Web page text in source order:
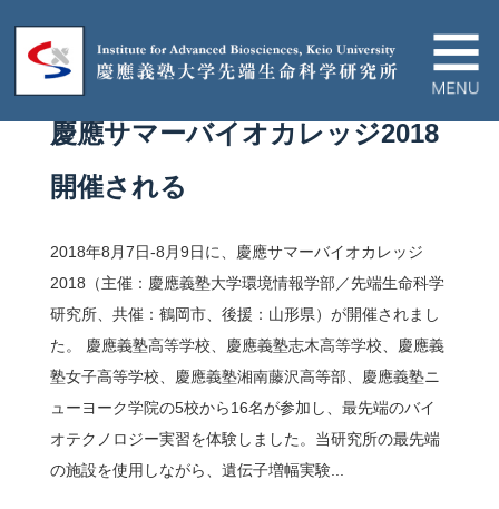
IABについて
研究プロジェクト
論文/ハイライト
教育関連
慶應サマーバイオカレッジ2018
開催される
2018年8月7日-8月9日に、慶應サマーバイオカレッジ
2018（主催：慶應義塾大学環境情報学部／先端生命科学
研究所、共催：鶴岡市、後援：山形県）が開催されまし
た。 慶應義塾高等学校、慶應義塾志木高等学校、慶應義
塾女子高等学校、慶應義塾湘南藤沢高等部、慶應義塾ニ
ューヨーク学院の5校から16名が参加し、最先端のバイ
オテクノロジー実習を体験しました。当研究所の最先端
の施設を使用しながら、遺伝子増幅実験...